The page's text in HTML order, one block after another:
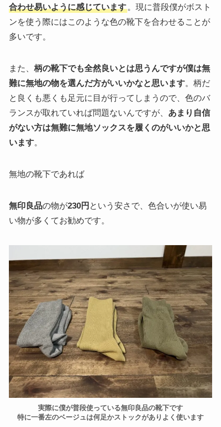
合わせ易いように感じています。現に普段僕がボスト
ンを使う際にはこのような色の靴下を合わせることが
多いです。
また、 柄の靴下でも全然良いとは思うんですが僕は無
難に無地の物を選んだ方がいいかなと思います。柄だ
と良くも悪くも足元に目が行ってしまうので、色のバ
ランスが取れていれば問題ないんですが、 あまり自信
がない方は無難に無地ソックスを履くのがいいかと思
います。
無地の靴下であれば
無印良品の物が230円 という安さで、色合いが使い易
い物が多くてお勧めです。
実際に僕が普段使っている無印良品の靴下です
特に一番左のベージュは何足かストックがありよく使います